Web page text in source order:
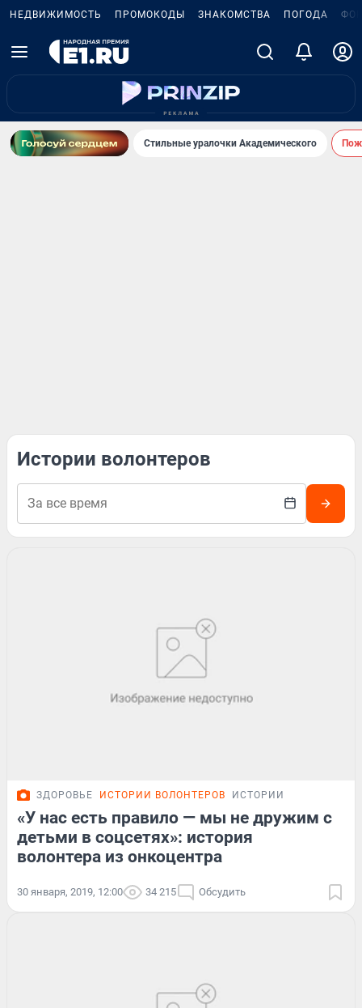
НЕДВИЖИМОСТЬ ПРОМОКОДЫ ЗНАКОМСТВА ПОГОДА
Стильные уралочки Академического
Истории волонтеров
ЗДОРОВЬЕ ИСТОРИИ ВОЛОНТЕРОВ ИСТОРИИ
«У нас есть правило — мы не дружим с
детьми в соцсетях»: история
волонтера из онкоцентра
30 января, 2019, 12:00 34 215 Обсудить